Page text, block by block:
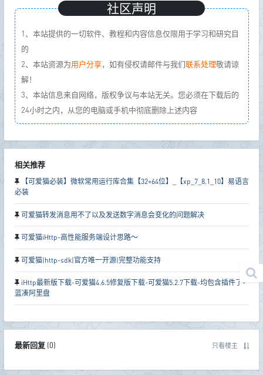
社区声明
1、本站提供的一切软件、教程和内容信息仅限用于学习和研究目
的
2、本站资源为用户分享，如有侵权请邮件与我们联系处理敬请谅
解！
3、本站信息来自网络，版权争议与本站无关。您必须在下载后的
24小时之内，从您的电脑或手机中彻底删除上述内容
相关推荐
【可爱猫必装】微软常用运行库合集【32+64位】_【xp_7_8.1_10】易语言
必装
可爱猫转发消息用不了以及发送数字消息会变化的问题解决
可爱猫iHttp-高性能服务端设计思路～
可爱猫|http-sdk|官方唯一开源|完整功能支持
iHttp最新版下载-可爱猫4.6.5修复版下载-可爱猫5.2.7下载-均包含插件了-
蓝凑阿里盘
最新回复(0) 只看楼主